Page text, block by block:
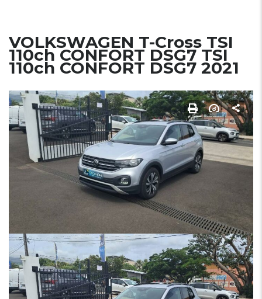
VOLKSWAGEN T-Cross TSI
110ch CONFORT DSG7 TSI
110ch CONFORT DSG7 2021